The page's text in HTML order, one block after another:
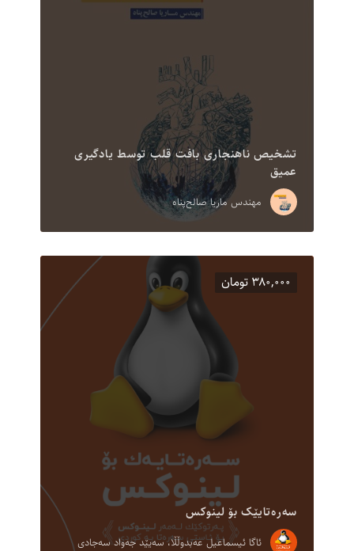
تشخیص ناهنجاری بافت قلب توسط یادگیری
عمیق
مهندس ماریا صالح‌پناه
۳۸۰,۰۰۰ تومان
سەرەتایێک بۆ لینوکس
ئاگا ئیسماعیل عەبدوڵڵا، سەیێد جەواد سەجادی